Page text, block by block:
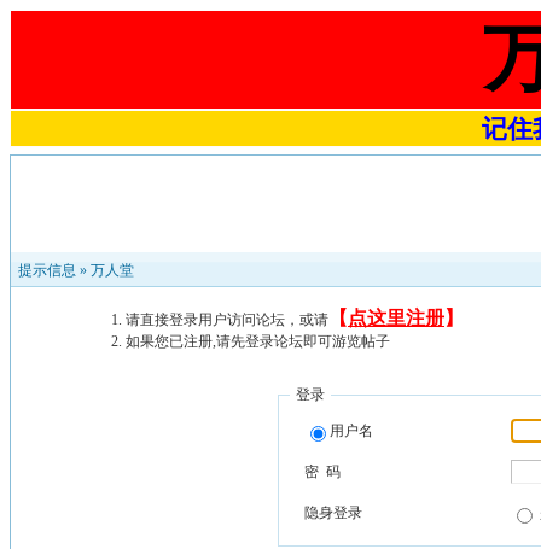
记住
提示信息 » 万人堂
请直接登录用户访问论坛，或请 【 点这里注册】
如果您已注册,请先登录论坛即可游览帖子
登录
用户名
密 码
隐身登录